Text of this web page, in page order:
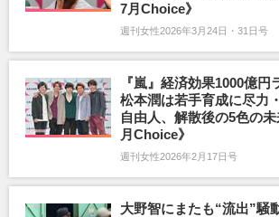
7月Choice》
週刊女性2026年3月24日・31日号
『嵐』経済効果1000億円
松本潤は若手育成に尽力
自由人、解散後の5色の
月Choice》
週刊女性2026年2月17日号
大野智にまたも“流出”騒